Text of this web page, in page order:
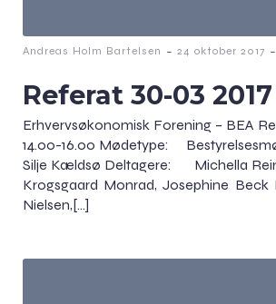
Andreas Holm Bartelsen - 24 oktober 2017 -
Referat 30-03 2017
Erhvervsøkonomisk Forening – BEA
14.00-16.00 Mødetype:
Silje Kældsø Deltagere: Michella
Krogsgaard Monrad, Josephine Beck
Nielsen,[…]